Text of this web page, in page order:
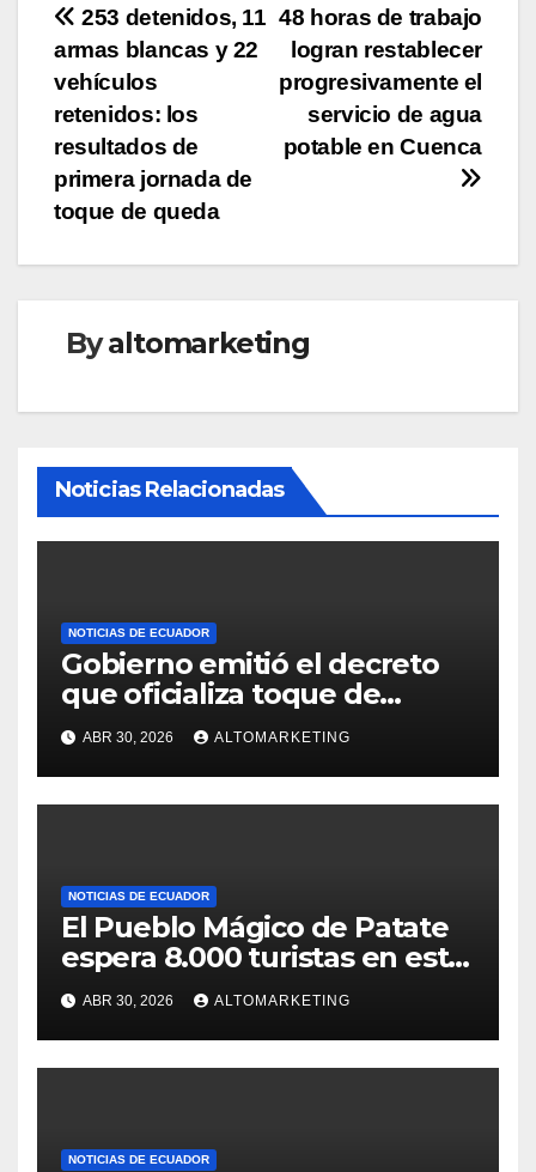
Navegación
de
entradas
48 horas de trabajo
logran restablecer
progresivamente el
servicio de agua
potable en Cuenca
253 detenidos, 11
armas blancas y 22
vehículos
retenidos: los
resultados de
primera jornada de
toque de queda
Byaltomarketing
Noticias Relacionadas
NOTICIAS DE ECUADOR
Gobierno emitió el decreto
que oficializa toque de
queda desde el 3 de mayo
ABR 30, 2026 ALTOMARKETING
NOTICIAS DE ECUADOR
El Pueblo Mágico de Patate
espera 8.000 turistas en este
feriado: estos son sus
atractivos
ABR 30, 2026 ALTOMARKETING
NOTICIAS DE ECUADOR